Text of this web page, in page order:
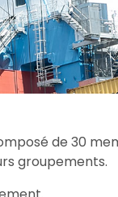
de 30
groupements.